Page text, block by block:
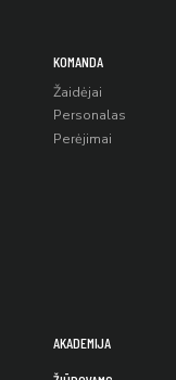
KOMANDA
Žaidėjai
Personalas
Perėjimai
AKADEMIJA